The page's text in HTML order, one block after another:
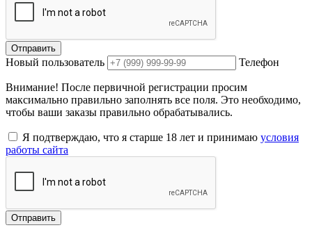
Отправить
Новый пользователь Телефон
Внимание! После первичной регистрации просим
максимально правильно заполнять все поля. Это необходимо,
чтобы ваши заказы правильно обрабатывались.
Я подтверждаю, что я старше 18 лет и принимаю условия
работы сайта
Отправить